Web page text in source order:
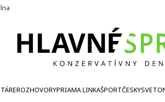
ROZHOVORYPRIAMA LINKAŠPORTČESKY